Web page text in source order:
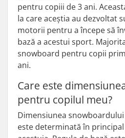
pentru copiii de 3 ani.
la care aceștia au dezvoltat
motorii pentru a începe să
bază a acestui sport.
snowboard pentru copii
ani.
Care este
pentru copilul meu?
Dimensiunea
este determinată în